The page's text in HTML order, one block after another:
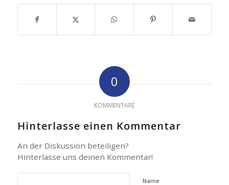
0
KOMMENTARE
Hinterlasse einen Kommentar
An der Diskussion beteiligen?
Hinterlasse uns deinen Kommentar!
Name